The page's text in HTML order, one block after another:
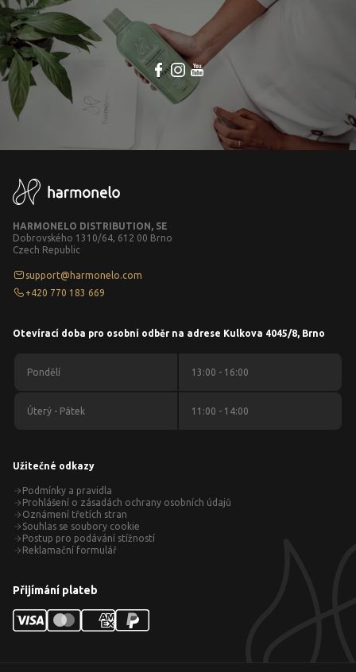
HARMONELO DISTRIBUTION, SE
Dobrovského 1310/64, 612 00 Brno
Czech Republic
support@harmonelo.com
+420 770 183 669
Otevírací doba pro osobní odběr na adrese Kulkova 4045/8, Brno
Pondělí 13:00 - 16:00
Úterý - Pátek 11:00 - 14:00
Užitečné odkazy
Podmínky a pravidla
Prohlášení o zásadách ochrany osobních údajů
Oznámení třetích stran
Souhlas se soubory cookie
Postup pro podávání stížností
Reklamační formulář
Přijímání plateb